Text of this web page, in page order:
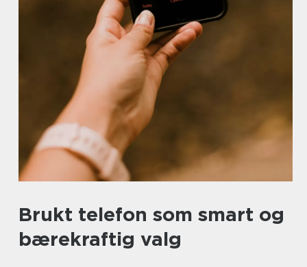
Brukt telefon som smart og
bærekraftig valg